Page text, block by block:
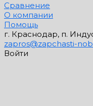
Сравнение
О компании
Помощь
г. Краснодар, п.
zapros@zapchasti-
Войти